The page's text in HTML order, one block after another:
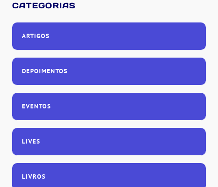
CATEGORIAS
ARTIGOS
DEPOIMENTOS
EVENTOS
LIVES
LIVROS